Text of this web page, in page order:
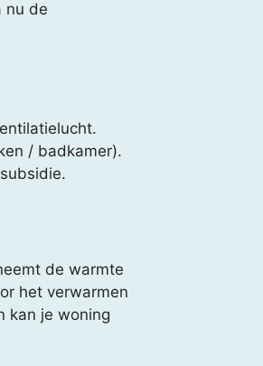
nu de
/ badkamer).
de warmte
het verwarmen
kan je woning